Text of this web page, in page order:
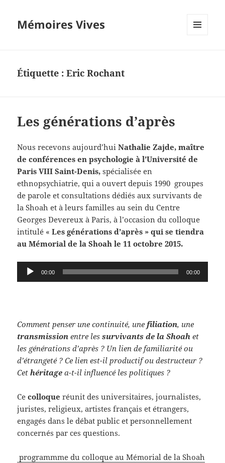
Mémoires Vives
Étiquette :Eric Rochant
Les générations d’après
Nous recevons aujourd’hui Nathalie Zajde, maître
de conférences en psychologie à l’Université de
Paris VIII Saint-Denis,spécialisée en
ethnopsychiatrie, qui a ouvert depuis 1990 groupes
de parole et consultations dédiés aux survivants de
la Shoah et à leurs familles au sein du Centre
Georges Devereux à Paris, à l’occasion du colloque
intitulé «Les générations d’après » qui se tiendra
au Mémorial de la Shoah le 11 octobre 2015.
Lecteur
audio
00:00 00:00
Comment penser une continuité, unefiliation, une
transmissionentre lessurvivants de la Shoah et
les générations d’après ? Un lien de familiarité ou
d’étrangeté ? Ce lien est-il productif ou destructeur ?
Cethéritagea-t-il influencé les politiques ?
Ce colloque réunit des universitaires, journalistes,
juristes, religieux, artistes français et étrangers,
engagés dans le débat public et personnellement
concernés par ces questions.
programmme du colloque au Mémorial de la Shoah